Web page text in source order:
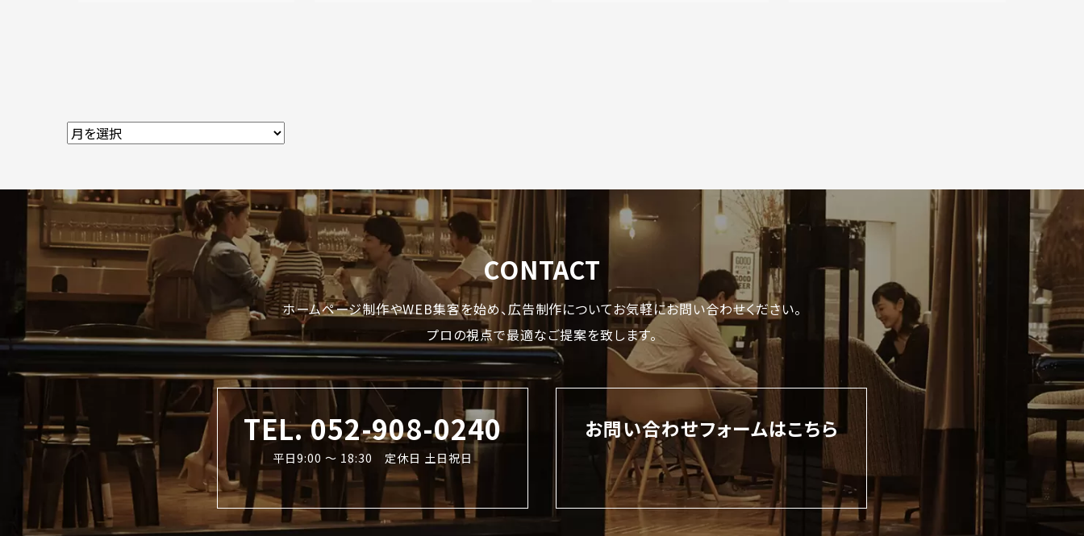
CONTACT
ホームページ制作やWEB集客を始め、 広告制作についてお気軽にお問い合わせください。
プロの視点で最適なご提案を致します。
TEL. 052-908-0240
平日9:00 〜 18:30 定休日 土日祝日
お問い合わせフォームはこちら